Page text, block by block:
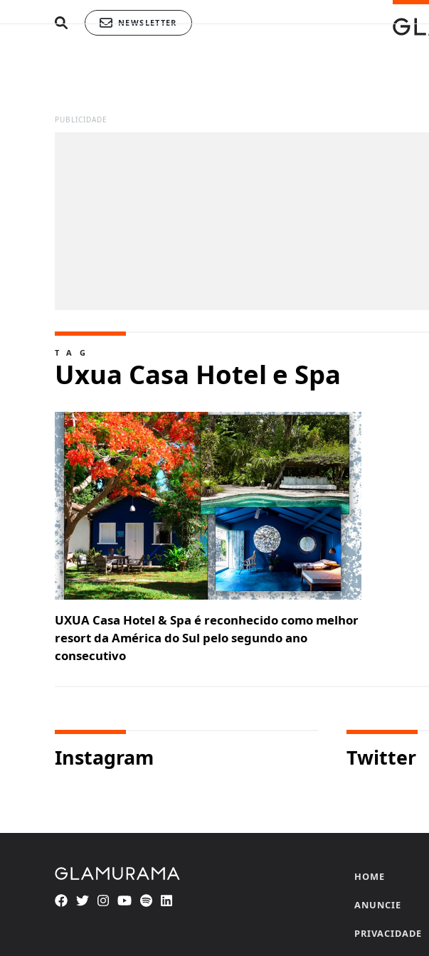
NEWSLETTER
PUBLICIDADE
TAG
Uxua Casa Hotel e Spa
UXUA Casa Hotel & Spa é reconhecido como melhor
resort da América do Sul pelo segundo ano
consecutivo
Instagram Twitter
HOME
ANUNCIE
PRIVACIDADE